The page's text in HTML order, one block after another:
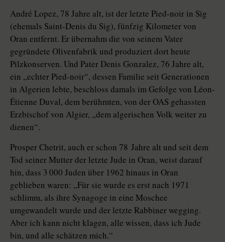
André Lopez, 78 Jahre alt, ist der letzte Pied-noir in Sig
(ehemals Saint-Denis du Sig), fünfzig Kilometer von
Oran entfernt. Er übernahm die von seinem Vater
gegründete Olivenfabrik und produziert dort heute
Pilzkonserven. Und Pater Denis Gonzalez, 76 Jahre alt,
ein „echter Pied-noir“, dessen Familie seit Generationen
in Algerien lebte, beschloss damals im Gefolge von Léon-
Étienne Duval, dem berühmten, von der OAS gehassten
Erzbischof von Algier, „dem algerischen Volk weiter zu
dienen“.
Prosper Chetrit, auch er schon 78 Jahre alt und seit dem
Tod seiner Mutter der letzte Jude in Oran, weist darauf
hin, dass 3 000 Juden über 1962 hinaus in Oran
geblieben waren: „Für sie wurde es erst nach 1971
schlimm, als ihre Synagoge in eine Moschee
umgewandelt wurde und der letzte Rabbiner wegging.
Aber ich kann nicht klagen, alle wissen, dass ich Jude
bin, und alle schätzen mich.“